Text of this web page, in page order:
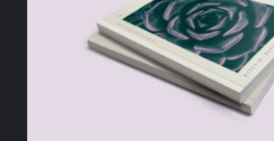
AÑADIR AL CARRITO /